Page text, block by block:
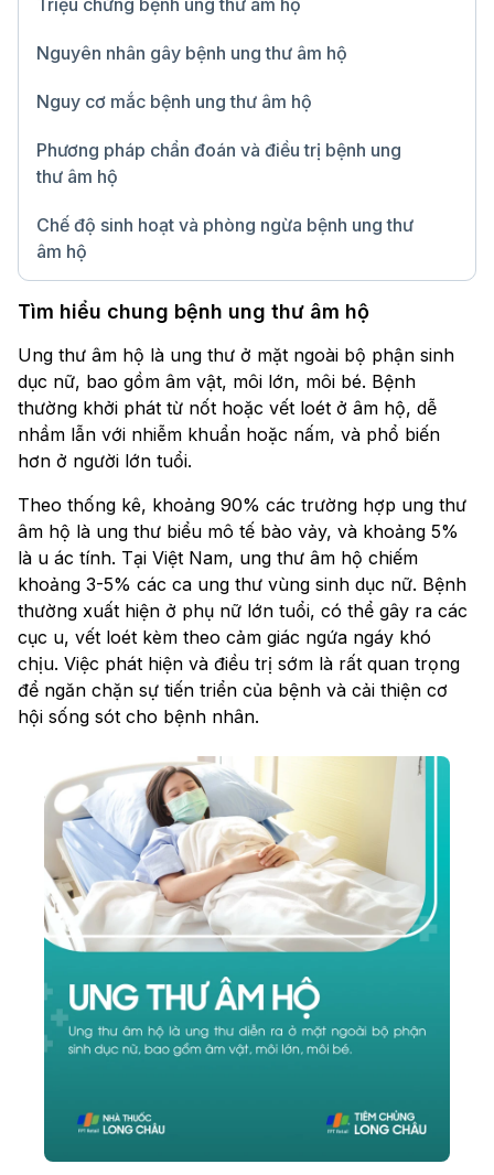
Triệu chứng bệnh ung thư âm hộ
Nguyên nhân gây bệnh ung thư âm hộ
Nguy cơ mắc bệnh ung thư âm hộ
Phương pháp chẩn đoán và điều trị bệnh ung
thư âm hộ
Chế độ sinh hoạt và phòng ngừa bệnh ung thư
âm hộ
Tìm hiểu chung bệnh ung thư âm hộ
Ung thư âm hộ là ung thư ở mặt ngoài bộ phận sinh
dục nữ, bao gồm âm vật, môi lớn, môi bé. Bệnh
thường khởi phát từ nốt hoặc vết loét ở âm hộ, dễ
nhầm lẫn với nhiễm khuẩn hoặc nấm, và phổ biến
hơn ở người lớn tuổi.
Theo thống kê, khoảng 90% các trường hợp ung thư
âm hộ là ung thư biểu mô tế bào vảy, và khoảng 5%
là u ác tính. Tại Việt Nam, ung thư âm hộ chiếm
khoảng 3-5% các ca ung thư vùng sinh dục nữ. Bệnh
thường xuất hiện ở phụ nữ lớn tuổi, có thể gây ra các
cục u, vết loét kèm theo cảm giác ngứa ngáy khó
chịu. Việc phát hiện và điều trị sớm là rất quan trọng
để ngăn chặn sự tiến triển của bệnh và cải thiện cơ
hội sống sót cho bệnh nhân.